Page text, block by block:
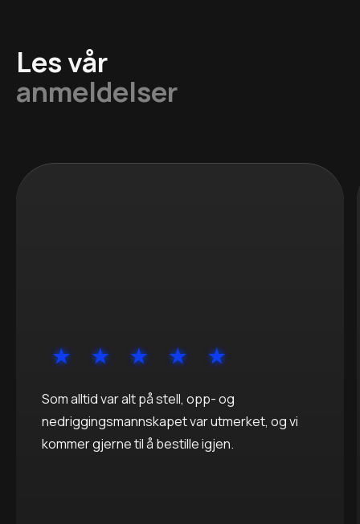
Les vår
anmeldelser
Som alltid var alt på stell, opp- og
nedriggingsmannskapet var utmerket, og vi
kommer gjerne til å bestille igjen.